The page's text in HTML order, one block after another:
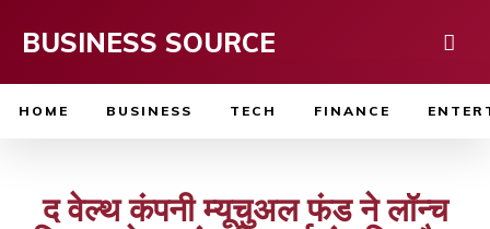
BUSINESS SOURCE
HOME BUSINESS TECH FINANCE
द वेल्थ कंपनी म्यूचुअल फंड ने लॉन्च